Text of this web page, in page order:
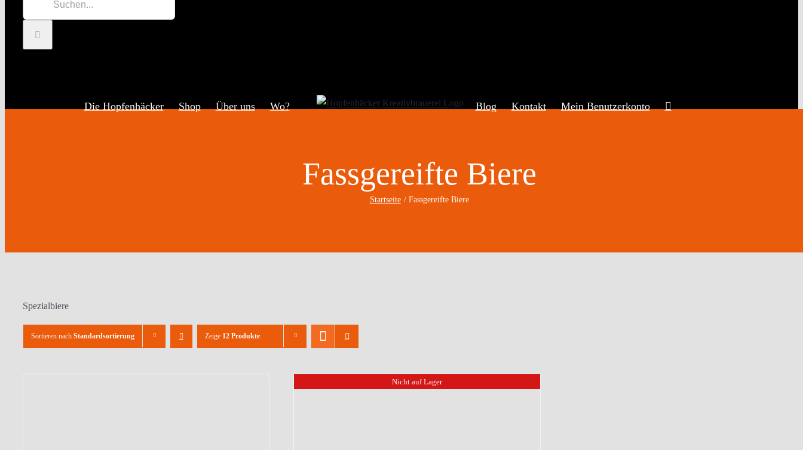
springen
Die Hopfenhäcker Shop Über uns Wo? Blog Kontakt Mein Benutzerkonto
Fassgereifte Biere
Startseite Fassgereifte Biere
Spezialbiere
Sortieren nach Standardsortierung Zeige 12 Produkte
Nicht auf Lager